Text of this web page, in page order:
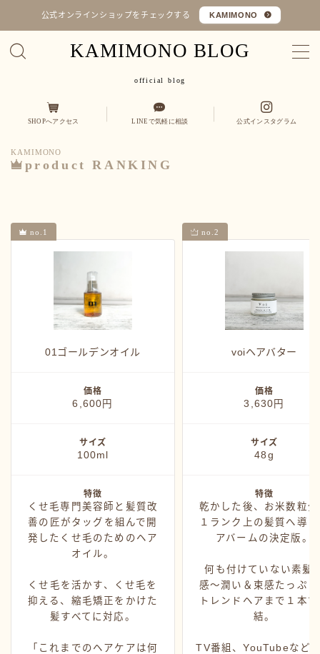
公式オンラインショップをチェックする KAMIMONO
KAMIMONO BLOG
official blog
MENU
Q&A
カミモノ紹介
シャンプー
トリートメント
ヘアグッズ
SHOPへアクセス LINEで気軽に相談 公式インスタグラム
KAMIMONO
product RANKING
no.1
01ゴールデンオイル
価格
6,600円
サイズ
100ml
特徴
くせ毛専門美容師と髪質改
善の匠がタッグを組んで開
発したくせ毛のためのヘア
オイル。
くせ毛を活かす、くせ毛を
抑える、縮毛矯正をかけた
髪すべてに対応。
「これまでのヘアケアは何
no.2
voiヘアバター
価格
3,630円
サイズ
48g
特徴
乾かした後、お米数粒
１ランク上の髪質へ導
アバームの決定版。
何も付けていない素髪
感〜潤い＆束感たっぷ
トレンドヘアまで１本
結。
TV番組、YouTubeなど